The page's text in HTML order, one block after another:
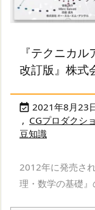
『テクニカ
改訂版』株式
 2021年8月23
, CGプロダクシ
豆知識
2012年に発売さ
理・数学の基礎』